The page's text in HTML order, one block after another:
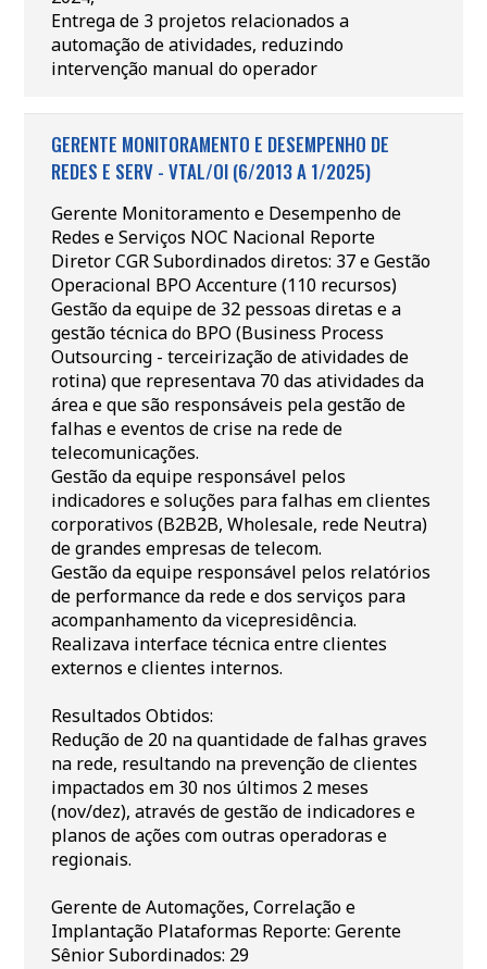
Entrega de 3 projetos relacionados a
automação de atividades, reduzindo
intervenção manual do operador
GERENTE MONITORAMENTO E DESEMPENHO DE
REDES E SERV - VTAL/OI (6/2013 A 1/2025)
Gerente Monitoramento e Desempenho de
Redes e Serviços NOC Nacional Reporte
Diretor CGR Subordinados diretos: 37 e Gestão
Operacional BPO Accenture (110 recursos)
Gestão da equipe de 32 pessoas diretas e a
gestão técnica do BPO (Business Process
Outsourcing - terceirização de atividades de
rotina) que representava 70 das atividades da
área e que são responsáveis pela gestão de
falhas e eventos de crise na rede de
telecomunicações.
Gestão da equipe responsável pelos
indicadores e soluções para falhas em clientes
corporativos (B2B2B, Wholesale, rede Neutra)
de grandes empresas de telecom.
Gestão da equipe responsável pelos relatórios
de performance da rede e dos serviços para
acompanhamento da vicepresidência.
Realizava interface técnica entre clientes
externos e clientes internos.
Resultados Obtidos:
Redução de 20 na quantidade de falhas graves
na rede, resultando na prevenção de clientes
impactados em 30 nos últimos 2 meses
(nov/dez), através de gestão de indicadores e
planos de ações com outras operadoras e
regionais.
Gerente de Automações, Correlação e
Implantação Plataformas Reporte: Gerente
Sênior Subordinados: 29